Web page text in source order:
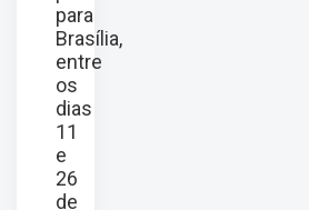
para
Brasília,
entre
os
dias
11
e
26
de